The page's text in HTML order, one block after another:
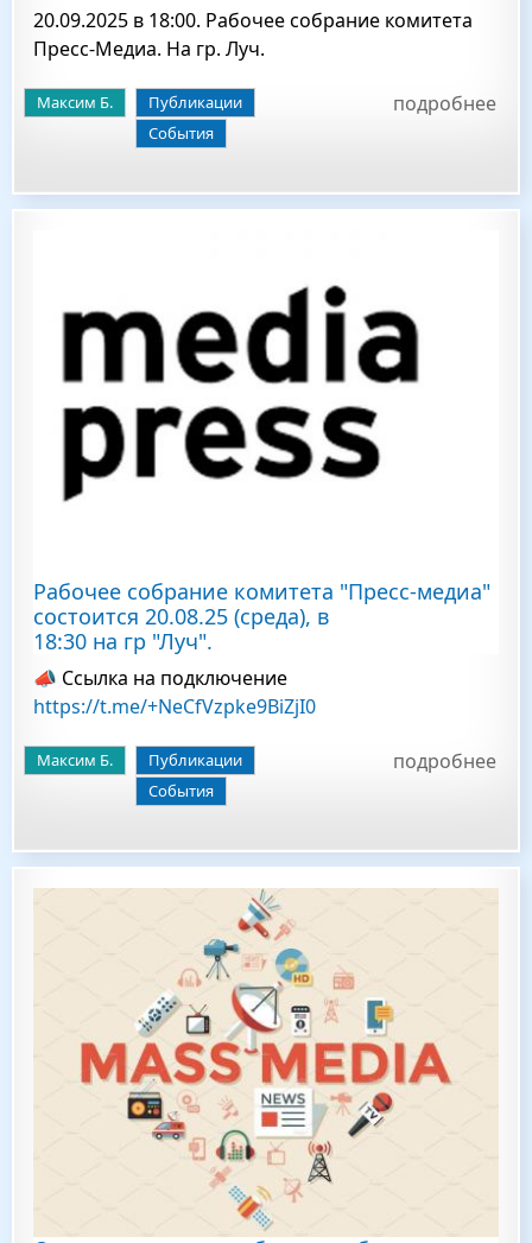
20.09.2025 в 18:00. Рабочее собрание комитета
Пресс-Медиа. На гр. Луч.
Максим Б.
Публикации
События
подробнее
Рабочее собрание комитета "Пресс-медиа"
состоится 20.08.25 (среда), в
18:30 на гр "Луч".
📣 Ссылка на подключение
https://t.me/+NeCfVzpke9BiZjI0
Максим Б.
Публикации
События
подробнее